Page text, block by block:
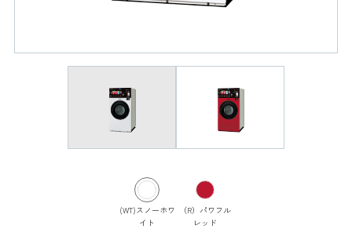
(WT)スノーホワ
イト
（R）パワフル
レッド